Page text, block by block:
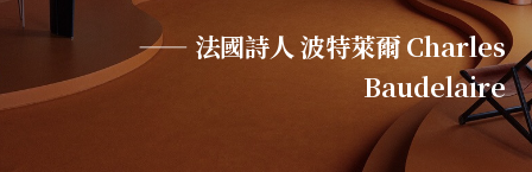
—— 法國詩人 波特萊爾 Charles
Baudelaire